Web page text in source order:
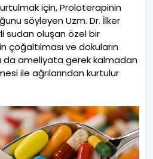
için, Proloterapinin
söyleyen Uzm. Dr. İlker
sudan oluşan özel bir
ve dokuların
da ameliyata gerek kalmadan
ile ağrılarından kurtulur